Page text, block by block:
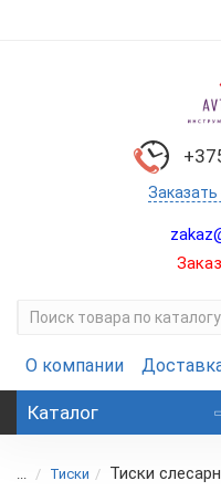
О компании
Каталог
... Тиски Тиски